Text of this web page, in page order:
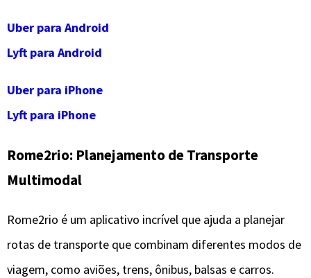
Uber para Android
Lyft para Android
Uber para iPhone
Lyft para iPhone
Rome2rio: Planejamento de Transporte
Multimodal
Rome2rio é um aplicativo incrível que ajuda a planejar
rotas de transporte que combinam diferentes modos de
viagem, como aviões, trens, ônibus, balsas e carros.